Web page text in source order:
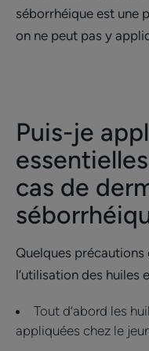
séborrhéique est une
on ne peut pas y
Puis-je
essentielles
cas de
Quelques précautions
l’utilisation des huiles
Tout d’abord les
appliquées chez le